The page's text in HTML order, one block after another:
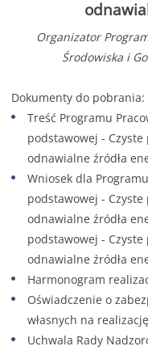
Organizator
Środowiska i
Dokumenty do pobrania:
Treść Programu
podstawowej -
odnawialne źródła
Wniosek dla
podstawowej -
odnawialne źródła
podstawowej -
odnawialne źródła
Harmonogram
Oświadczenie o
własnych na
Uchwala Rady